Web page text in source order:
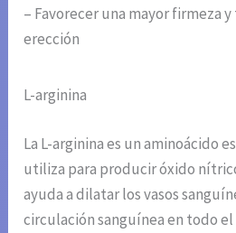
– Favorecer una mayor firmeza
erección
L-arginina
La L-arginina es un aminoácido
utiliza para producir óxido
ayuda a dilatar los vasos
circulación sanguínea en todo